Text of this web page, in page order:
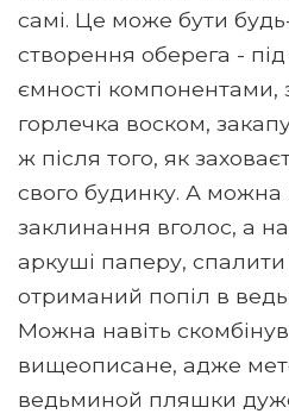
самі. Це може бути
створення оберега -
ємності компонентами,
горлечка воском,
ж після того, як
свого будинку. А можна
заклинання вголос, а
аркуші паперу, спалити
отриманий попіл в
Можна навіть
вищеописане, адже
ведьминой пляшки